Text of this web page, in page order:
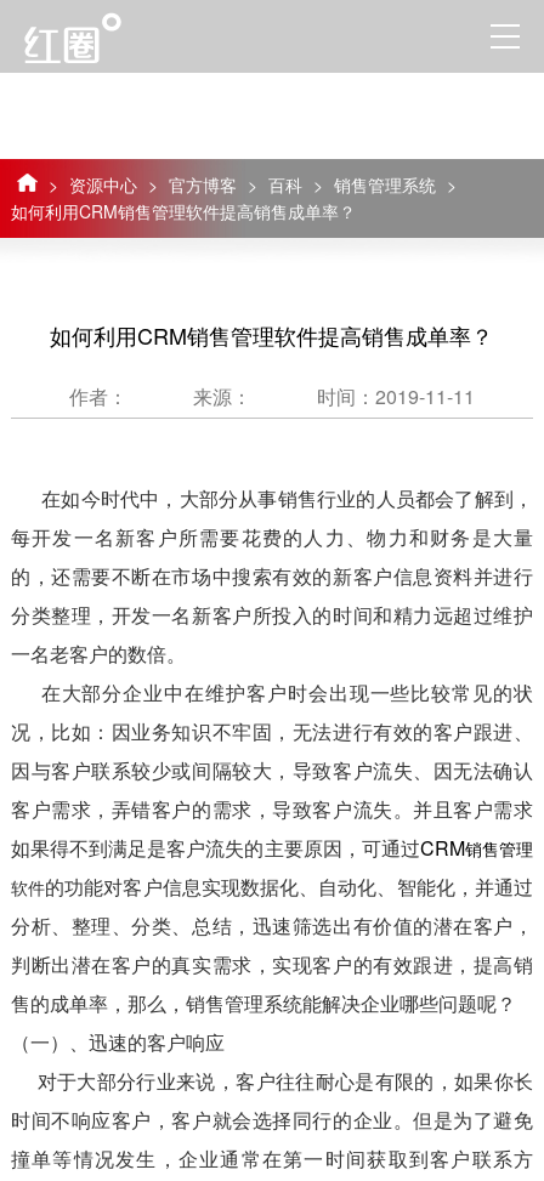
> 资源中心 > 官方博客 > 百科 > 销售管理系统 >
如何利用CRM销售管理软件提高销售成单率？
如何利用CRM销售管理软件提高销售成单率？
作者： 来源： 时间：2019-11-11
在如今时代中，大部分从事销售行业的人员都会了解到，
每开发一名新客户所需要花费的人力、物力和财务是大量
的，还需要不断在市场中搜索有效的新客户信息资料并进行
分类整理，开发一名新客户所投入的时间和精力远超过维护
一名老客户的数倍。
在大部分企业中在维护客户时会出现一些比较常见的状
况，比如：因业务知识不牢固，无法进行有效的客户跟进、
因与客户联系较少或间隔较大，导致客户流失、因无法确认
客户需求，弄错客户的需求，导致客户流失。并且客户需求
如果得不到满足是客户流失的主要原因，可通过CRM销售管理
软件的功能对客户信息实现数据化、自动化、智能化，并通过
分析、整理、分类、总结，迅速筛选出有价值的潜在客户，
判断出潜在客户的真实需求，实现客户的有效跟进，提高销
售的成单率，那么，销售管理系统能解决企业哪些问题呢？
（一）、迅速的客户响应
对于大部分行业来说，客户往往耐心是有限的，如果你长
时间不响应客户，客户就会选择同行的企业。但是为了避免
撞单等情况发生，企业通常在第一时间获取到客户联系方